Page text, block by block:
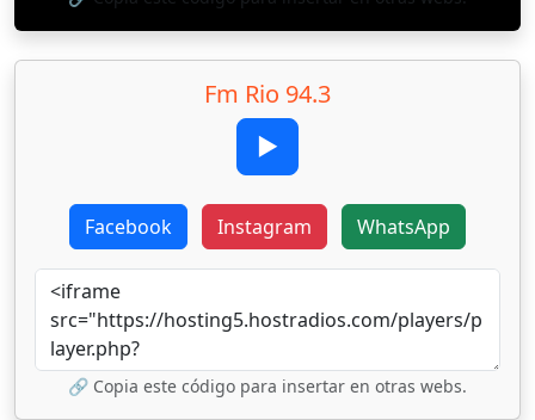
Fm Rio 94.3
▶
Facebook Instagram WhatsApp
🔗 Copia este código para insertar en otras webs.